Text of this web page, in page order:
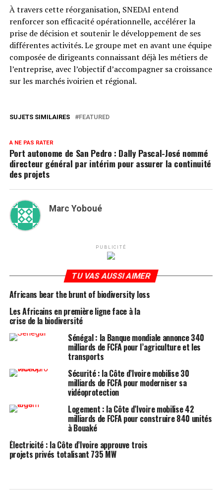
À travers cette réorganisation, SNEDAI entend
renforcer son efficacité opérationnelle, accélérer la
prise de décision et soutenir le développement de ses
différentes activités. Le groupe met en avant une équipe
composée de dirigeants connaissant déjà les métiers de
l’entreprise, avec l’objectif d’accompagner sa croissance
sur les marchés ivoirien et régional.
SUJETS SIMILAIRES FEATURED
A NE PAS RATER
Port autonome de San Pedro : Dally Pascal-José nommé
directeur général par intérim pour assurer la continuité
des projets
Marc Yoboué
PUBLICITÉ
TU VAS AUSSI AIMER
Africans bear the brunt of biodiversity loss
Les Africains en première ligne face à la
crise de la biodiversité
Sénégal : la Banque mondiale annonce 340
milliards de FCFA pour l’agriculture et les
transports
Sécurité : la Côte d’Ivoire mobilise 30
milliards de FCFA pour moderniser sa
vidéoprotection
Logement : la Côte d’Ivoire mobilise 42
milliards de FCFA pour construire 840 unités
à Bouaké
Électricité : la Côte d’Ivoire approuve trois
projets privés totalisant 735 MW